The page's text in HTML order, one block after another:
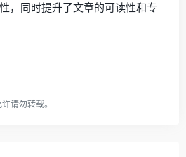
，同时提升了文章的可读性和专
请勿转载。